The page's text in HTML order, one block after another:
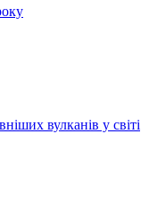
вулканів у світі